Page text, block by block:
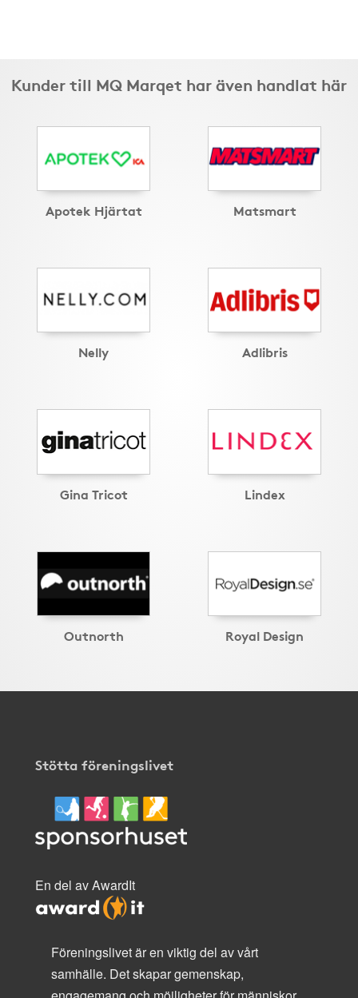
Kunder till MQ Marqet har även handlat här
Apotek Hjärtat Matsmart
Nelly Adlibris
Gina Tricot Lindex
Outnorth Royal Design
Stötta föreningslivet
En del av AwardIt
Föreningslivet är en viktig del av vårt
samhälle. Det skapar gemenskap,